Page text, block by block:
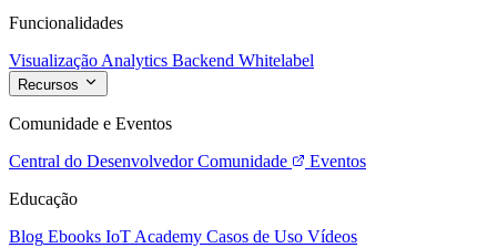
Funcionalidades
Visualização Analytics Backend Whitelabel
Recursos
Comunidade e Eventos
Central do Desenvolvedor Comunidade
Eventos
Educação
Blog Ebooks IoT Academy Casos de Uso Vídeos